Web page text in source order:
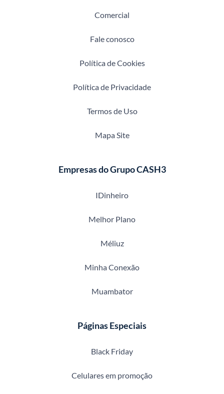
Comercial
Fale conosco
Política de Cookies
Política de Privacidade
Termos de Uso
Mapa Site
Empresas do Grupo CASH3
IDinheiro
Melhor Plano
Méliuz
Minha Conexão
Muambator
Páginas Especiais
Black Friday
Celulares em promoção